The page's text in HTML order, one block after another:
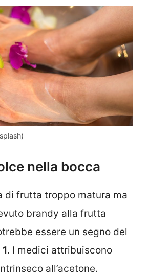
nella bocca
di frutta troppo matura ma
brandy alla frutta
essere un segno del
. I medici attribuiscono
all’acetone.